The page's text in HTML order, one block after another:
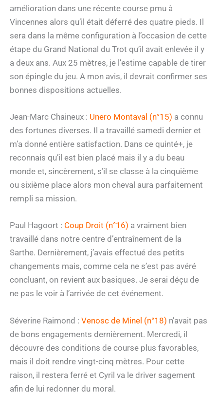
amélioration dans une récente course pmu à
Vincennes alors qu’il était déferré des quatre pieds. Il
sera dans la même configuration à l’occasion de cette
étape du Grand National du Trot qu’il avait enlevée il y
a deux ans. Aux 25 mètres, je l’estime capable de tirer
son épingle du jeu. A mon avis, il devrait confirmer ses
bonnes dispositions actuelles.
Jean-Marc Chaineux : Unero Montaval (n°15) a connu
des fortunes diverses. Il a travaillé samedi dernier et
m’a donné entière satisfaction. Dans ce quinté+, je
reconnais qu’il est bien placé mais il y a du beau
monde et, sincèrement, s’il se classe à la cinquième
ou sixième place alors mon cheval aura parfaitement
rempli sa mission.
Paul Hagoort : Coup Droit (n°16) a vraiment bien
travaillé dans notre centre d’entraînement de la
Sarthe. Dernièrement, j’avais effectué des petits
changements mais, comme cela ne s’est pas avéré
concluant, on revient aux basiques. Je serai déçu de
ne pas le voir à l’arrivée de cet événement.
Séverine Raimond : Venosc de Minel (n°18) n’avait pas
de bons engagements dernièrement. Mercredi, il
découvre des conditions de course plus favorables,
mais il doit rendre vingt-cinq mètres. Pour cette
raison, il restera ferré et Cyril va le driver sagement
afin de lui redonner du moral.